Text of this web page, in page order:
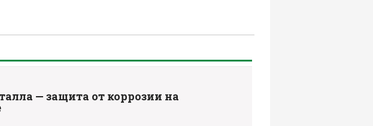
— защита от коррозии на